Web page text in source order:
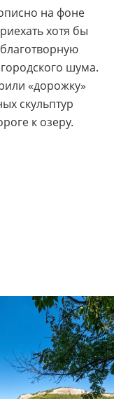
на фоне
хотя бы
шума.
«дорожку»
скульптур
к озеру.